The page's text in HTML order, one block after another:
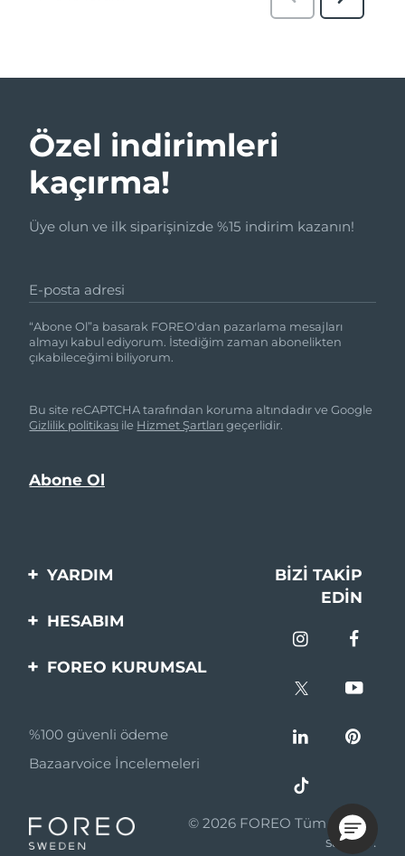
Özel indirimleri
kaçırma!
Üye olun ve ilk siparişinizde %15 indirim kazanın!
E-posta adresi
“Abone Ol”a basarak FOREO'dan pazarlama mesajları
almayı kabul ediyorum. İstediğim zaman abonelikten
çıkabileceğimi biliyorum.
Bu site reCAPTCHA tarafından koruma altındadır ve Google
Gizlilik politikası ile Hizmet Şartlarıgeçerlidir.
YARDIM
Bi̇zi̇mle İleti̇şi̇me Geçi̇n
BIZI TAKIP
EDIN
HESABIM
Ürün Kaydı
FOREO KURUMSAL
Ortaklik Programi
Ortaklık haberleri
Perakende Satış
%100 güvenli ödeme
Bazaarvoice İncelemeleri
© 2026 FOREO Tüm hakları
saklıdır.